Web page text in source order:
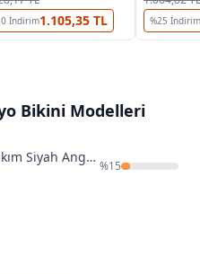
İndirim1.105,35 TL %25 İndirim
Bikini Modelleri
Şortlu Kadın Tankini Takım Siyah Angelsin MS4158
%15